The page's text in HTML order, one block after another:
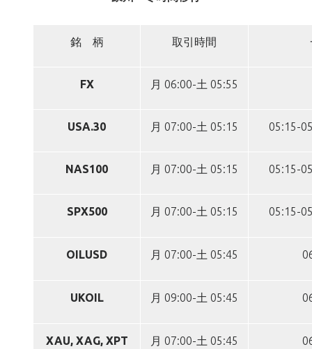
銘 柄 取引時間
FX 月 06:00-土 05:55
USA.30 月 07:00-土 05:15 05:15-
NAS100 月 07:00-土 05:15 05:15-
SPX500 月 07:00-土 05:15 05:15-
OILUSD 月 07:00-土 05:45
UKOIL 月 09:00-土 05:45
XAU, XAG, XPT 月 07:00-土 05:45